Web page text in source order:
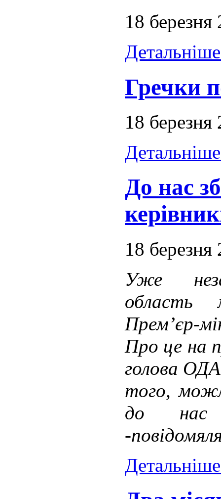
18 березня
Гречки
18 березня
До нас
18 березня
Уже
область
Прем’єр-
Про це на
голова
того,
до нас
-